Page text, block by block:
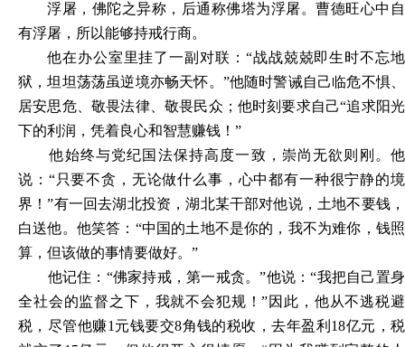
浮屠，佛陀之异称，后通称佛塔为浮屠。曹德旺心中自
有浮屠，所以能够持戒行商。
他在办公室里挂了一副对联： “战战兢兢即生时不忘地
狱，坦坦荡荡虽逆境亦畅天怀。”他随时警诫自己临危不惧、
居安思危、敬畏法律、敬畏民众；他时刻要求自己“追求阳光
下的利润，凭着良心和智慧赚钱！”
他始终与党纪国法保持高度一致，崇尚无欲则刚。他
说： “只要不贪，无论做什么事，心中都有一种很宁静的境
界！”有一回去湖北投资，湖北某干部对他说，土地不要钱，
白送他。他笑答：“中国的土地不是你的，我不为难你，钱照
算，但该做的事情要做好。”
他记住： “佛家持戒，第一戒贪。”他说：“我把自己置身
全社会的监督之下，我就不会犯规！”因此，他从不逃税避
税，尽管他赚1元钱要交8角钱的税收，去年盈利18亿元，税